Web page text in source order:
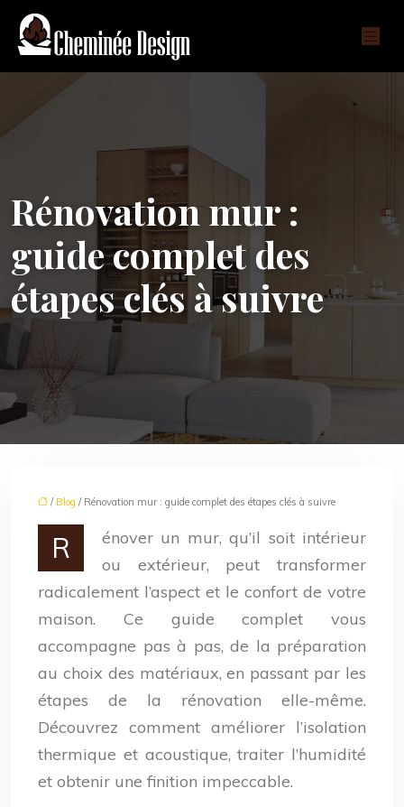
Rénovation mur :
guide complet des
étapes clés à suivre
/ Blog / Rénovation mur : guide complet des étapes clés à suivre
R
énover un mur, qu’il soit intérieur
ou extérieur, peut transformer
radicalement l’aspect et le confort de votre
maison. Ce guide complet vous
accompagne pas à pas, de la préparation
au choix des matériaux, en passant par les
étapes de la rénovation elle-même.
Découvrez comment améliorer l’isolation
thermique et acoustique, traiter l’humidité
et obtenir une finition impeccable.